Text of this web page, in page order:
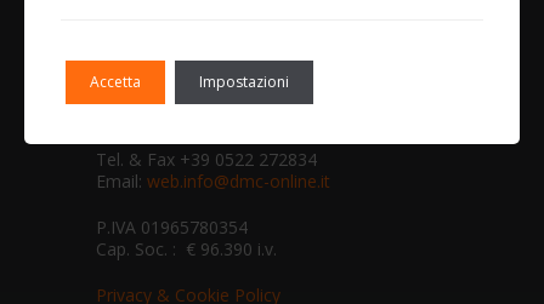
42018 San Martino in Rio
Tel. & Fax +39 0522 272834
Email: web.info@dmc-online.it
P.IVA 01965780354
Cap. Soc. : € 96.390 i.v.
Privacy & Cookie Policy
Accetta Impostazioni